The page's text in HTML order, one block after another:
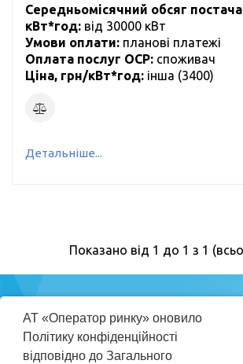
Середньомісячний обсяг
кВт*год: від 30000 кВт
Умови оплати: планові платежі
Оплата послуг ОСР: cпоживач
Ціна, грн/кВт*год: інша (3400)
Детальніше...
Показано від 1 до 1 з 1
Міністерство
енергетики
України
АТ «Оператор ринку» оновило
Політику конфіденційності
відповідно до Загального